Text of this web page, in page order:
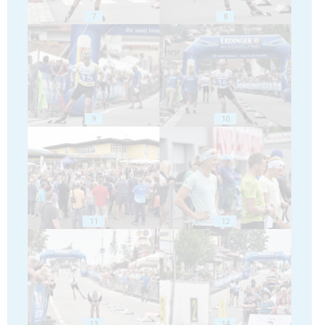
7 8
9 10
11 12